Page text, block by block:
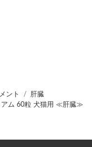
ント
肝臓
アム 60粒 犬猫用 ≪肝臓≫